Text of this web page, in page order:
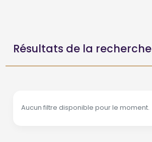
Résultats de la recherche
Aucun filtre disponible pour le moment.